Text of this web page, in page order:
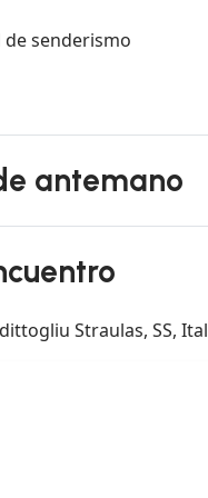
senderismo
antemano
Straulas, SS,